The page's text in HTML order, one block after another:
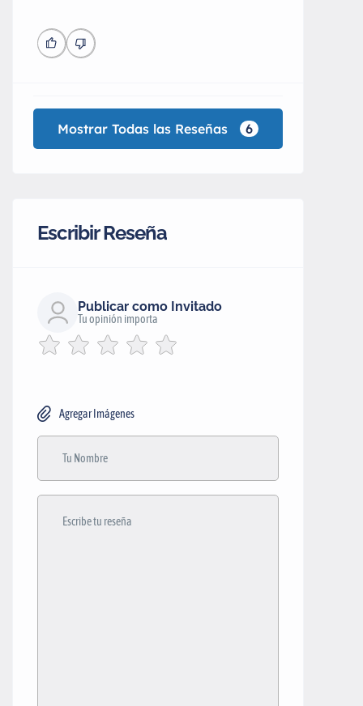
Mostrar Todas las Reseñas 6
Escribir Reseña
Publicar como Invitado
Tu opinión importa
Agregar Imágenes